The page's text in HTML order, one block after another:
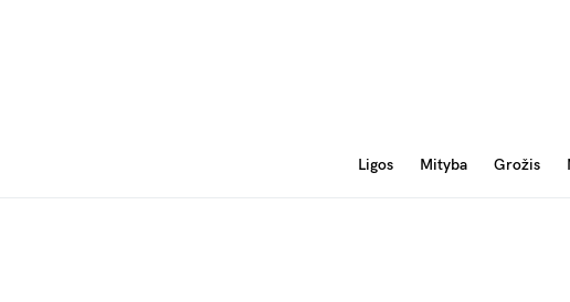
Ligos Mityba Grožis